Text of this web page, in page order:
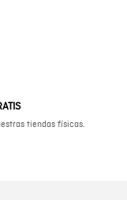
tiendas físicas.